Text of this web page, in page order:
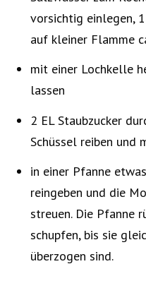
vorsichtig einlegen,
auf kleiner Flamme
mit einer Lochkelle
lassen
2 EL Staubzucker
Schüssel reiben und
in einer Pfanne
reingeben und die
streuen. Die Pfanne
schupfen, bis sie
überzogen sind.